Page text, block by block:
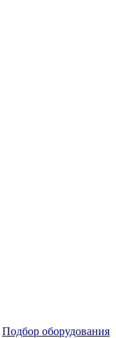
Подбор оборудования